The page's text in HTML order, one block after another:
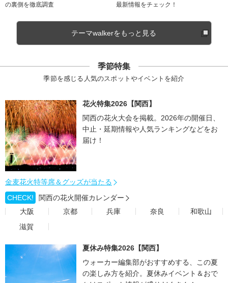
の裏側を徹底調査
最新情報をチェック！
テーマwalkerをもっと見る
季節特集
季節を感じる人気のスポットやイベントを紹介
花火特集2026【関西】
関西の花火大会を掲載。2026年の開催日、
中止・延期情報や人気ランキングなどをお
届け！
金麦花火特等席＆グッズが当たる
CHECK!
関西の花火開催カレンダー
大阪
京都 兵庫 奈良
和歌山
滋賀
夏休み特集2026【関西】
ウォーカー編集部がおすすめする、この夏
の楽しみ方を紹介。夏休みイベント＆おで